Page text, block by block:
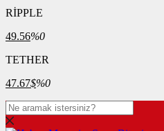
RİPPLE
49.56%0
TETHER
47.67$%0